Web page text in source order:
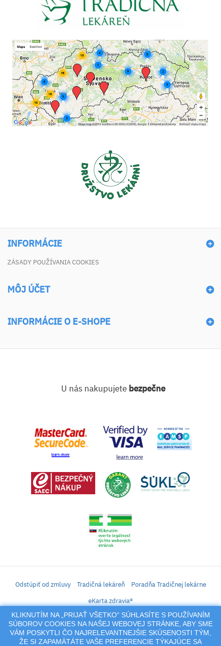
INFORMÁCIE
ZÁSADY POUŽÍVANIA COOKIES
MÔJ ÚČET
INFORMÁCIE O E-SHOPE
KLIKNUTÍM NA „PRIJAŤ VŠETKO“ SÚHLASÍTE S POUŽÍVANÍM
SÚBOROV COOKIES NA NAŠEJ WEBOVEJ STRÁNKE, ABY SME
VÁM POSKYTLI ČO NAJRELEVANTNEJŠIE SKÚSENOSTI TÝM,
ŽE SI ZAPAMÄTÁTE VAŠE PREFERENCIE TÝKAJÚCE SA
U nás nakupujete bezpečne
Odstúpiť od zmluvy Tradičná lekáreň
Poradňa Tradičnej lekárne
eKarta zdravia®
iLekáreň – Zásielkový predaj liekov, vitamínov, výživových doplnkov, prípravkov s
liečivým účinkom a kozmetiky. Elektronické zaslanie receptu.
Na tento portál sa vzťahujú autorské práva a akákoľvek jeho reprodukcia